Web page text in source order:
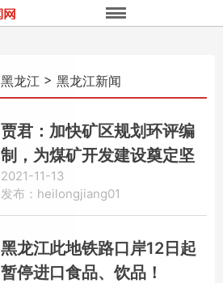
黑龙江 > 黑龙江新闻
贾君：加快矿区规划环评编
制，为煤矿开发建设奠定坚
实基础
2021-11-13
发布：heilongjiang01
黑龙江此地铁路口岸12日起
暂停进口食品、饮品！